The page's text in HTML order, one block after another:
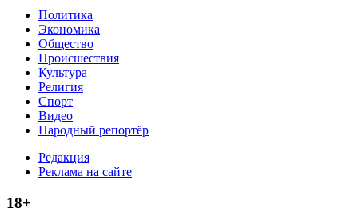
Политика
Экономика
Общество
Происшествия
Культура
Религия
Спорт
Видео
Народный репортёр
Редакция
Реклама на сайте
18+